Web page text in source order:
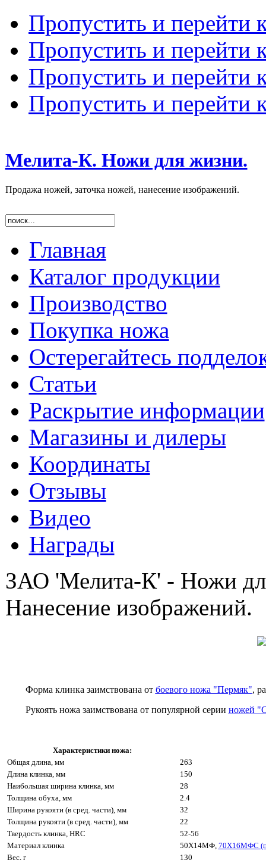
Пропустить и перейти
Пропустить и перейти
Пропустить и перейти
Пропустить и перейти
Мелита-К. Ножи для жизни.
Продажа ножей, заточка ножей, нанесение изображений.
Главная
Каталог продукции
Производство
Покупка ножа
Остерегайтесь
Статьи
Раскрытие информации
Магазины и дилеры
Координаты
Отзывы
Видео
Награды
ЗАО 'Мелита-К' - Ножи
Нанесение изображений.
Форма клинка заимствована от боевого ножа "Пермяк",
Рукоять ножа заимствована от популярной серии ножей
Характеристики ножа:
Общая длина, мм
263
Длина клинка, мм
150
Наибольшая ширина клинка, мм
28
Толщина обуха, мм
2.4
Ширина рукояти (в сред. части), мм
32
Толщина рукояти (в сред. части), мм
22
Твердость клинка, HRC
52-56
Материал клинка
50Х14МФ, 70Х16МФС
Вес, г
130